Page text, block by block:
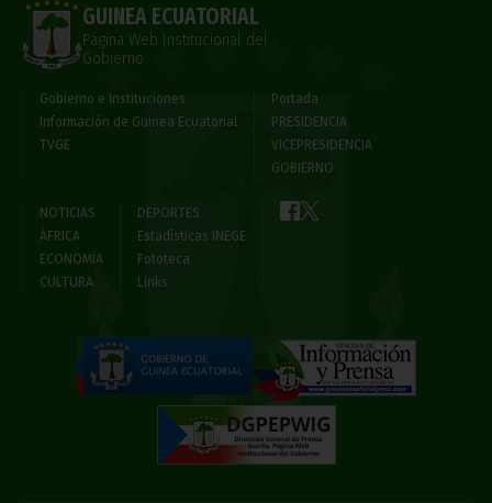
GUINEA ECUATORIAL
Página Web Institucional del
Gobierno
Gobierno e Instituciones
Información de Guinea Ecuatorial
TVGE
Portada
PRESIDENCIA
VICEPRESIDENCIA
GOBIERNO
NOTICIAS
ÁFRICA
ECONOMÍA
CULTURA
DEPORTES
Estadísticas INEGE
Fototeca
Links